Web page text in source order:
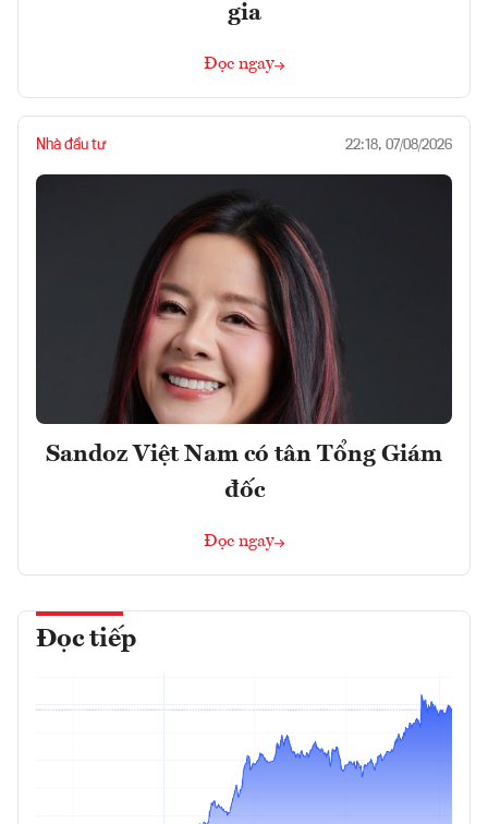
gia
Đọc ngay
Nhà đầu tư 22:18, 07/08/2026
Sandoz Việt Nam có tân Tổng Giám
đốc
Đọc ngay
Đọc tiếp